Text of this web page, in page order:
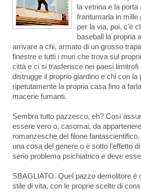
la vetrina e la
frantumarla in
per la via, poi, c’è
baseball la propria
arrivare a chi, armato di un grosso
finestre e tutti i muri che trova sul
città e ci si trasferisce nei paesi limitrofi
distrugge il proprio giardino e chi con
ripetutamente la propria casa fino a
macerie fumanti.
Sembra tutto pazzesco, eh? Così
essere vero o, casomai, da
romanzesche del filone
una cosa del genere o è sotto l’effetto
serio problema psichiatrico e deve
SBAGLIATO. Quel pazzo demolitore è
stile di vita, con le proprie scelte di